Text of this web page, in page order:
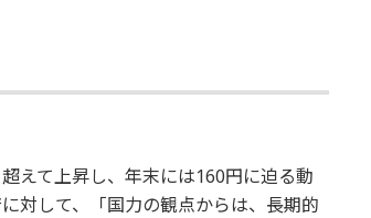
えて上昇し、年末には160円に迫る動
対して、「国力の観点からは、長期的